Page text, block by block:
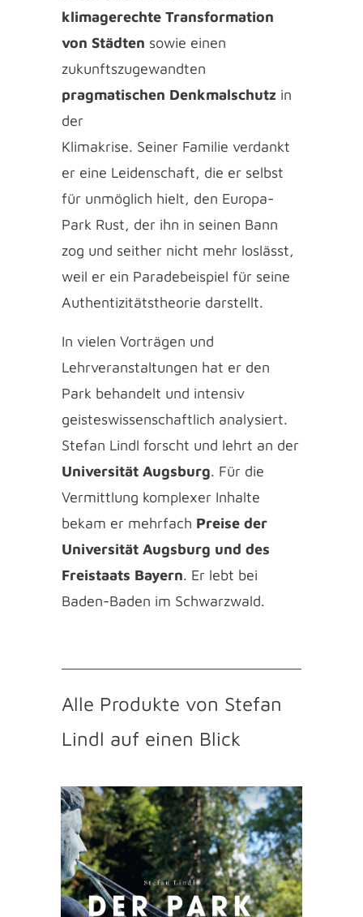
klimagerechte Transformation
von Städten sowie einen
zukunftszugewandten
pragmatischen Denkmalschutz in
der
Klimakrise. Seiner Familie verdankt
er eine Leidenschaft, die er selbst
für unmöglich hielt, den Europa-
Park Rust, der ihn in seinen Bann
zog und seither nicht mehr loslässt,
weil er ein Paradebeispiel für seine
Authentizitätstheorie darstellt.
In vielen Vorträgen und
Lehrveranstaltungen hat er den
Park behandelt und intensiv
geisteswissenschaftlich analysiert.
Stefan Lindl forscht und lehrt an der
Universität Augsburg. Für die
Vermittlung komplexer Inhalte
bekam er mehrfach Preise der
Universität Augsburg und des
Freistaats Bayern. Er lebt bei
Baden-Baden im Schwarzwald.
Alle Produkte von Stefan
Lindl auf einen Blick